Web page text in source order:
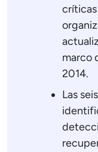
críticas
marco
2014.
Las